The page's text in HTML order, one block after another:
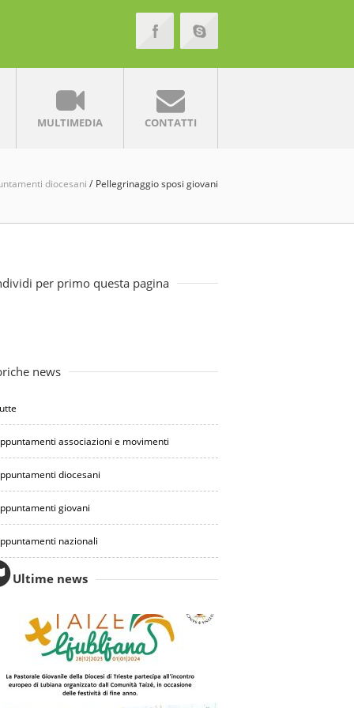
MULTIMEDIA CONTATTI
diocesani Pellegrinaggio sposi giovani
per primo questa pagina
news
associazioni e movimenti
diocesani
giovani
nazionali
Ultime news